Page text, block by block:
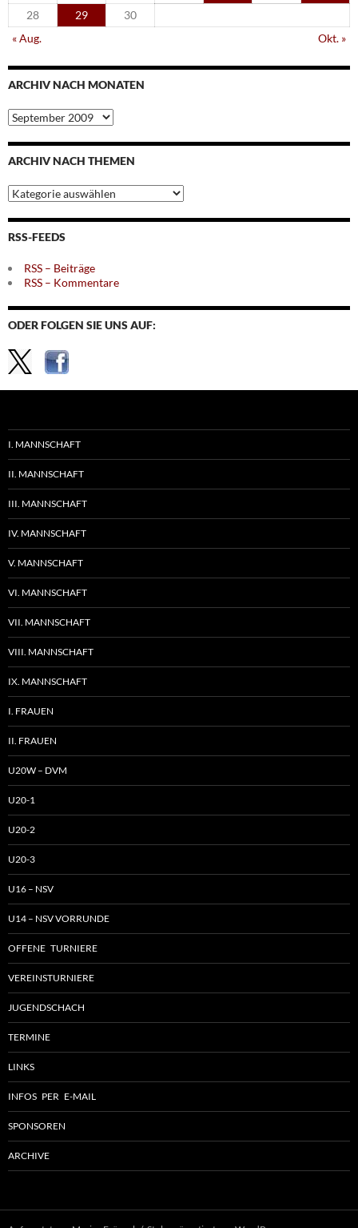
28
29
30
« Aug.
Okt. »
ARCHIV NACH MONATEN
Archiv
nach
Monaten
ARCHIV NACH THEMEN
Archiv
nach
Themen
RSS-FEEDS
RSS – Beiträge
RSS – Kommentare
ODER FOLGEN SIE UNS AUF:
I. MANNSCHAFT
II. MANNSCHAFT
III. MANNSCHAFT
IV. MANNSCHAFT
V. MANNSCHAFT
VI. MANNSCHAFT
VII. MANNSCHAFT
VIII. MANNSCHAFT
IX. MANNSCHAFT
I. FRAUEN
II. FRAUEN
U20W – DVM
U20-1
U20-2
U20-3
U16 – NSV
U14 – NSV VORRUNDE
OFFENE TURNIERE
VEREINSTURNIERE
JUGENDSCHACH
TERMINE
LINKS
INFOS PER E-MAIL
SPONSOREN
ARCHIVE